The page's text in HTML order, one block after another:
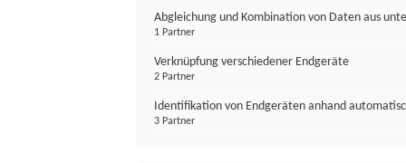
Abgleichung und Kombination von Daten aus
1 Partner
Verknüpfung verschiedener Endgeräte
2 Partner
Identifikation von Endgeräten anhand
3 Partner